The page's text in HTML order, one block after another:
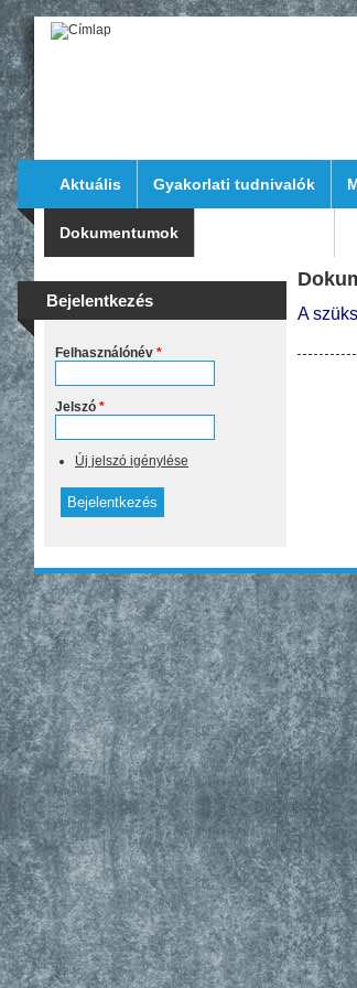
Aktuális Gyakorlati tudnivalók
Dokumentumok
Bejelentkezés
Felhasználónév *
Jelszó *
Új jelszó igénylése
A